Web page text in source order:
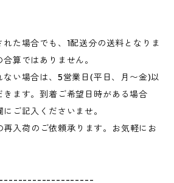
た場合でも、1配送分の送料となりま
算ではありません。
い場合は、5営業日(平日、月〜金)以
きます。到着ご希望日時がある場合
ご記入くださいませ。
入荷のご依頼承ります。お気軽にお